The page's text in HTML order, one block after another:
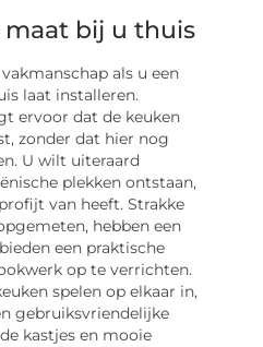
maat bij u thuis
als u een
laat installeren.
ervoor dat de keuken
zonder dat hier nog
U wilt uiteraard
plekken ontstaan,
van heeft. Strakke
hebben een
een praktische
op te verrichten.
spelen op elkaar in,
gebruiksvriendelijke
kastjes en mooie